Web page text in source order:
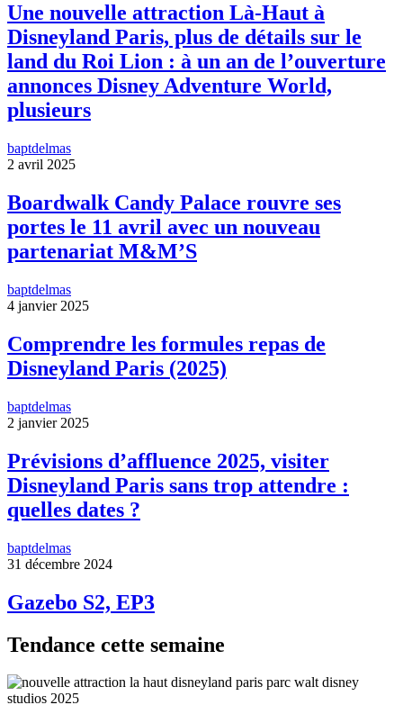
Une nouvelle attraction Là-Haut à
Disneyland Paris, plus de détails sur le
land du Roi Lion : à un an de l’ouverture
annonces Disney Adventure World,
plusieurs
baptdelmas
2 avril 2025
Boardwalk Candy Palace rouvre ses
portes le 11 avril avec un nouveau
partenariat M&M’S
baptdelmas
4 janvier 2025
Comprendre les formules repas de
Disneyland Paris (2025)
baptdelmas
2 janvier 2025
Prévisions d’affluence 2025, visiter
Disneyland Paris sans trop attendre :
quelles dates ?
baptdelmas
31 décembre 2024
Gazebo S2, EP3
Tendance cette semaine